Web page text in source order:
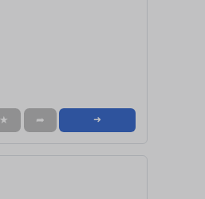
★ ➦ ➜